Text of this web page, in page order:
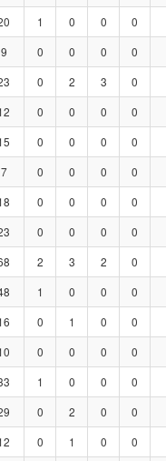
1 0 0 0
9 0 0 0 0
0 2 3 0
0 0 0 0
0 0 0 0
7 0 0 0 0
0 0 0 0
0 0 0 0
2 3 2 0
1 0 0 0
0 1 0 0
0 0 0 0
1 0 0 0
0 2 0 0
0 1 0 0